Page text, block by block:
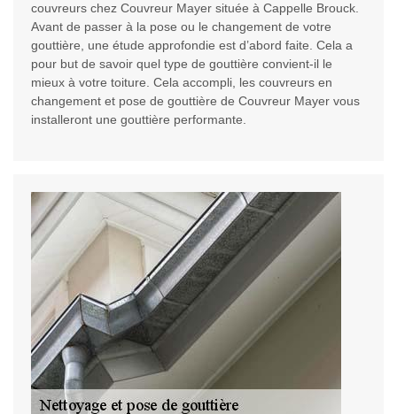
couvreurs chez Couvreur Mayer située à Cappelle Brouck.
Avant de passer à la pose ou le changement de votre
gouttière, une étude approfondie est d’abord faite. Cela a
pour but de savoir quel type de gouttière convient-il le
mieux à votre toiture. Cela accompli, les couvreurs en
changement et pose de gouttière de Couvreur Mayer vous
installeront une gouttière performante.